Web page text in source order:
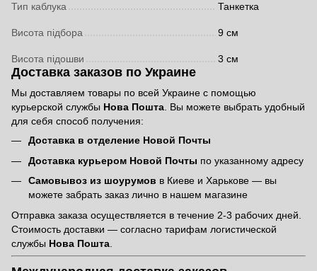
Тип каблука Танкетка
Висота підбора 9 см
Висота підошви 3 см
Доставка заказов по Украине
Мы доставляем товары по всей Украине с помощью
курьерской службы Нова Пошта. Вы можете выбрать удобный
для себя способ получения:
Доставка в отделение Новой Почты
Доставка курьером Новой Почты по указанному адресу
Самовывоз из шоурумов в Киеве и Харькове — вы
можете забрать заказ лично в нашем магазине
Отправка заказа осуществляется в течение 2-3 рабочих дней.
Стоимость доставки — согласно тарифам логистической
службы Нова Пошта